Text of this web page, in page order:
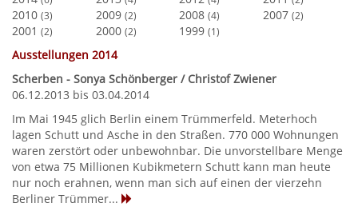
2010 (3) 2009 (2) 2008 (4) 2007 (2)
2001 (2) 2000 (2) 1999 (1)
Ausstellungen 2014
Scherben - Sonya Schönberger / Christof Zwiener
06.12.2013 bis 03.04.2014
Im Mai 1945 glich Berlin einem Trümmerfeld. Meterhoch
lagen Schutt und Asche in den Straßen. 770 000 Wohnungen
waren zerstört oder unbewohnbar. Die unvorstellbare Menge
von etwa 75 Millionen Kubikmetern Schutt kann man heute
nur noch erahnen, wenn man sich auf einen der vierzehn
Berliner Trümmer...